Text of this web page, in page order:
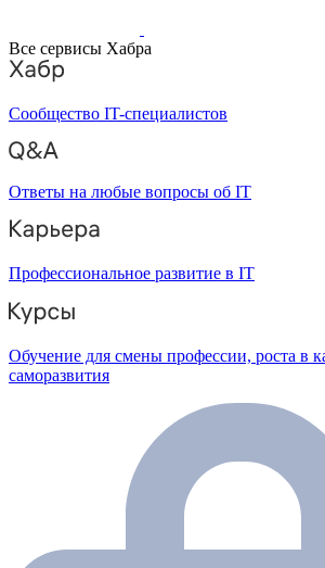
Все сервисы Хабра
Сообщество IT-специалистов
Ответы на любые вопросы об IT
Профессиональное развитие в IT
Обучение для смены профессии, роста в
саморазвития